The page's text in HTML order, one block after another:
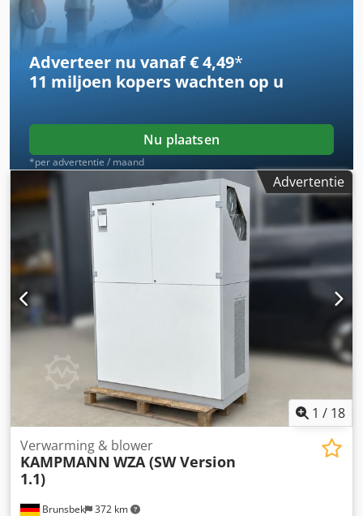
Adverteer nu vanaf € 4,49*
11 miljoen koperswachten op u
Nu plaatsen
*per advertentie / maand
Advertentie
1 / 18
Brunsbek 372 km
Verwarming & blower
KAMPMANN WZA (SW Version
1.1)